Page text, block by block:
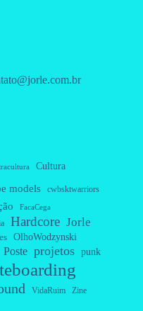
Cultura
models cwbsktwarriors
FacaCega
Hardcore Jorle
OlhoWodzynski
Poste projetos punk
VidaRuim Zine